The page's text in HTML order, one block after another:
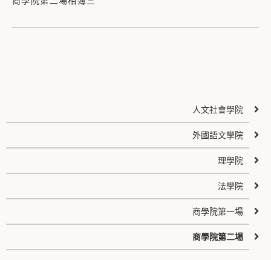
人文社會學院
外國語文學院
理學院
法學院
商學院第一場
商學院第二場